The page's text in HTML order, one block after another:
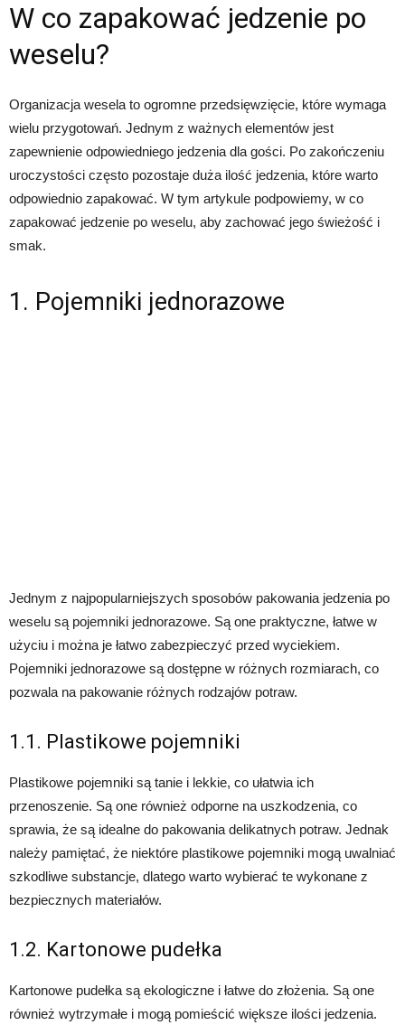
W co zapakować jedzenie po
weselu?
Organizacja wesela to ogromne przedsięwzięcie, które wymaga
wielu przygotowań. Jednym z ważnych elementów jest
zapewnienie odpowiedniego jedzenia dla gości. Po zakończeniu
uroczystości często pozostaje duża ilość jedzenia, które warto
odpowiednio zapakować. W tym artykule podpowiemy, w co
zapakować jedzenie po weselu, aby zachować jego świeżość i
smak.
1. Pojemniki jednorazowe
Jednym z najpopularniejszych sposobów pakowania jedzenia po
weselu są pojemniki jednorazowe. Są one praktyczne, łatwe w
użyciu i można je łatwo zabezpieczyć przed wyciekiem.
Pojemniki jednorazowe są dostępne w różnych rozmiarach, co
pozwala na pakowanie różnych rodzajów potraw.
1.1. Plastikowe pojemniki
Plastikowe pojemniki są tanie i lekkie, co ułatwia ich
przenoszenie. Są one również odporne na uszkodzenia, co
sprawia, że są idealne do pakowania delikatnych potraw. Jednak
należy pamiętać, że niektóre plastikowe pojemniki mogą uwalniać
szkodliwe substancje, dlatego warto wybierać te wykonane z
bezpiecznych materiałów.
1.2. Kartonowe pudełka
Kartonowe pudełka są ekologiczne i łatwe do złożenia. Są one
również wytrzymałe i mogą pomieścić większe ilości jedzenia.